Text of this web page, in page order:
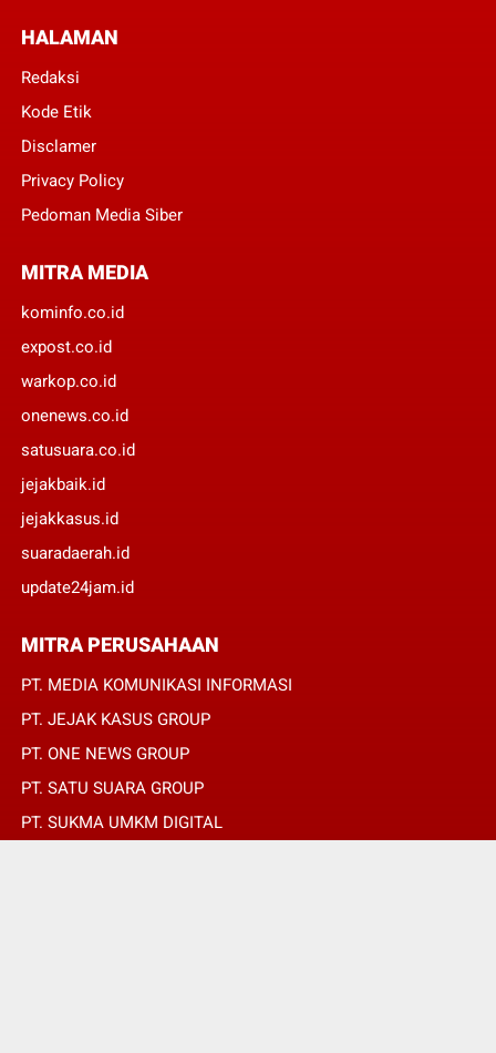
HALAMAN
Redaksi
Kode Etik
Disclamer
Privacy Policy
Pedoman Media Siber
MITRA MEDIA
kominfo.co.id
expost.co.id
warkop.co.id
onenews.co.id
satusuara.co.id
jejakbaik.id
jejakkasus.id
suaradaerah.id
update24jam.id
MITRA PERUSAHAAN
PT. MEDIA KOMUNIKASI INFORMASI
PT. JEJAK KASUS GROUP
PT. ONE NEWS GROUP
PT. SATU SUARA GROUP
PT. SUKMA UMKM DIGITAL